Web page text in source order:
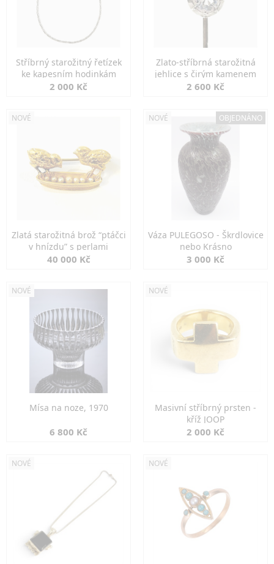
Stříbrný starožitný řetízek
ke kapesním hodinkám
2 000 Kč
Zlato-stříbrná starožitná
jehlice s čirým kamenem
2 600 Kč
NOVÉ
Zlatá starožitná brož “ptáčci
v hnízdu” s perlami
40 000 Kč
NOVÉ OBJEDNÁNO
Váza PULEGOSO - Škrdlovice
nebo Krásno
3 000 Kč
NOVÉ
Mísa na noze, 1970
6 800 Kč
NOVÉ
Masivní stříbrný prsten -
kříž JOOP
2 000 Kč
NOVÉ NOVÉ